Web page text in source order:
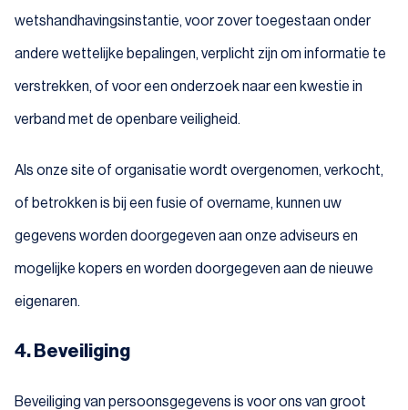
wetshandhavingsinstantie, voor zover toegestaan onder
andere wettelijke bepalingen, verplicht zijn om informatie te
verstrekken, of voor een onderzoek naar een kwestie in
verband met de openbare veiligheid.
Als onze site of organisatie wordt overgenomen, verkocht,
of betrokken is bij een fusie of overname, kunnen uw
gegevens worden doorgegeven aan onze adviseurs en
mogelijke kopers en worden doorgegeven aan de nieuwe
eigenaren.
4. Beveiliging
Beveiliging van persoonsgegevens is voor ons van groot